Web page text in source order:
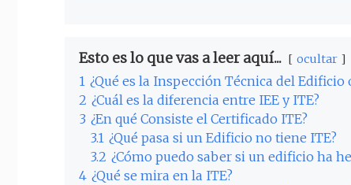
Esto es lo que vas a leer aquí... ocultar
1 ¿Qué es la Inspección Técnica del Edificio
2 ¿Cuál es la diferencia entre IEE y ITE?
3 ¿En qué Consiste el Certificado ITE?
3.1 ¿Qué pasa si un Edificio no tiene ITE?
3.2 ¿Cómo puedo saber si un edificio ha
4 ¿Qué se mira en la ITE?